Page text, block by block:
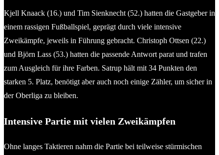
Kjell Knaack (16.) und Tim Sienknecht (52.) hatten die Gastgeber in
einem rassigen Fußballspiel, geprägt durch viele intensive
Zweikämpfe, jeweils in Führung gebracht. Christoph Ottsen (22.)
und Björn Lass (53.) hatten die passende Antwort parat und trafen
zum Ausgleich für ihre Farben. Satrup hält mit 34 Punkten den
starken 5. Platz, benötigt aber auch noch einige Zähler, um sicher in
der Oberliga zu bleiben.
Intensive Partie mit vielen Zweikämpfen
Ohne langes Taktieren nahm die Partie bei teilweise stürmischen